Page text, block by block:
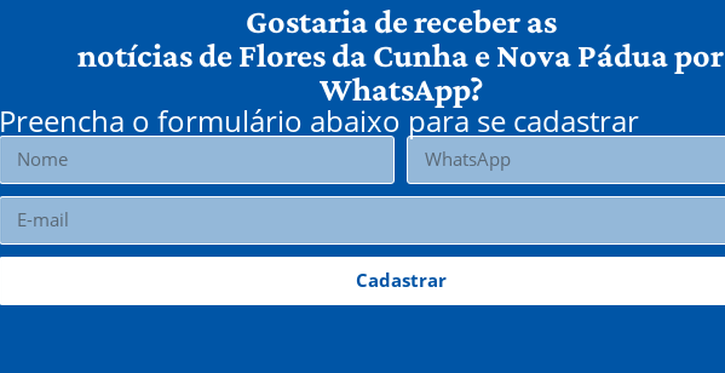
Gostaria de receber as
notícias de Flores da Cunha e Nova Pádua por
WhatsApp?
Preencha o formulário abaixo para se cadastrar
Cadastrar